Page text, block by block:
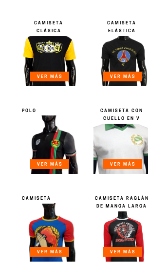
VER MÁS
CAMISETA
CLÁSICA
VER MÁS
CAMISETA
ELÁSTICA
VER MÁS
POLO
VER MÁS
CAMISETA CON
CUELLO EN V
VER MÁS
CAMISETA
VER MÁS
CAMISETA RAGLÁN
DE MANGA LARGA